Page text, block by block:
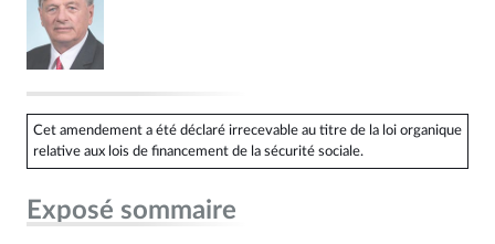
Cet amendement a été déclaré irrecevable au titre de la loi organique
relative aux lois de financement de la sécurité sociale.
Exposé sommaire